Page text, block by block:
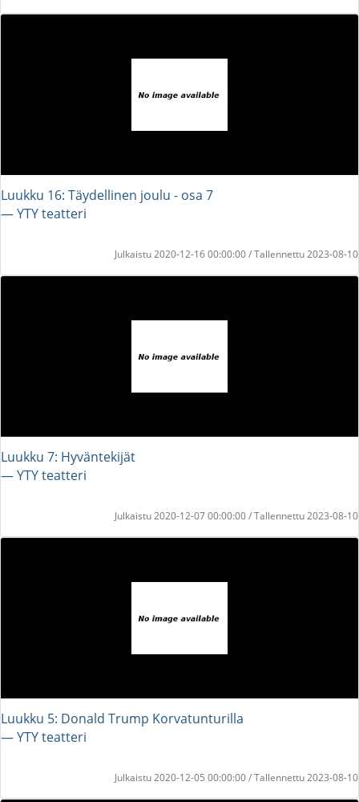
Luukku 16: Täydellinen joulu - osa 7
― YTY teatteri
Julkaistu 2020-12-16 00:00:00 / Tallennettu 2023-08-10
Luukku 7: Hyväntekijät
― YTY teatteri
Julkaistu 2020-12-07 00:00:00 / Tallennettu 2023-08-10
Luukku 5: Donald Trump Korvatunturilla
― YTY teatteri
Julkaistu 2020-12-05 00:00:00 / Tallennettu 2023-08-10